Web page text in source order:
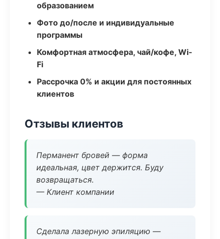
образованием
Фото до/после и индивидуальные
программы
Комфортная атмосфера, чай/кофе, Wi-
Fi
Рассрочка 0% и акции для постоянных
клиентов
Отзывы клиентов
Перманент бровей — форма
идеальная, цвет держится. Буду
возвращаться.
— Клиент компании
Сделала лазерную эпиляцию —